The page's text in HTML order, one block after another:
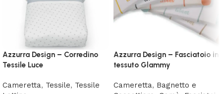
Azzurra Design – Corredino
Tessile Luce
Cameretta, Tessile, Tessile
Azzurra Design – Fasciatoio in
tessuto Glammy
Cameretta, Bagnetto e